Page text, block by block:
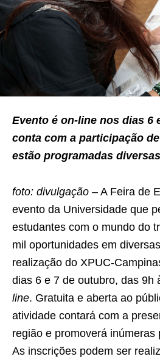
Evento é on-line nos dias 6
conta com a participação
estão programadas
foto: divulgação – A Feira de
evento da Universidade que
estudantes com o mundo do
mil oportunidades em
realização do XPUC-
dias 6 e 7 de outubro, das 9h
line. Gratuita e aberta ao
atividade contará com a
região e promoverá inúmeras
As inscrições podem ser